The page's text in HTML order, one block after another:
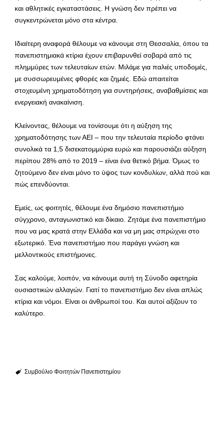
και αθλητικές εγκαταστάσεις. Η γνώση δεν πρέπει να
συγκεντρώνεται μόνο στα κέντρα.
Ιδιαίτερη αναφορά θέλουμε να κάνουμε στη Θεσσαλία, όπου τα
πανεπιστημιακά κτίρια έχουν επιβαρυνθεί σοβαρά από τις
πλημμύρες των τελευταίων ετών. Μιλάμε για παλιές υποδομές,
με συσσωρευμένες φθορές και ζημιές. Εδώ απαιτείται
στοχευμένη χρηματοδότηση για συντηρήσεις, αναβαθμίσεις και
ενεργειακή ανακαίνιση.
Κλείνοντας, θέλουμε να τονίσουμε ότι η αύξηση της
χρηματοδότησης των ΑΕΙ – που την τελευταία περίοδο φτάνει
συνολικά τα 1,5 δισεκατομμύρια ευρώ και παρουσιάζει αύξηση
περίπου 28% από το 2019 – είναι ένα θετικό βήμα. Όμως το
ζητούμενο δεν είναι μόνο το ύψος των κονδυλίων, αλλά πού και
πώς επενδύονται.
Εμείς, ως φοιτητές, θέλουμε ένα δημόσιο πανεπιστήμιο
σύγχρονο, ανταγωνιστικό και δίκαιο. Ζητάμε ένα πανεπιστήμιο
που να μας κρατά στην Ελλάδα και να μη μας σπρώχνει στο
εξωτερικό. Ένα πανεπιστήμιο που παράγει γνώση και
μελλοντικούς επιστήμονες.
Σας καλούμε, λοιπόν, να κάνουμε αυτή τη Σύνοδο αφετηρία
ουσιαστικών αλλαγών. Γιατί το πανεπιστήμιο δεν είναι απλώς
κτίρια και νόμοι. Είναι οι άνθρωποί του. Και αυτοί αξίζουν το
καλύτερο.
Συμβούλιο Φοιτητών Πανεπιστημίου